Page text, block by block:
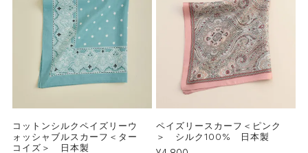
コットンシルクペイズリーウ
ォッシャブルスカーフ＜ター
コイズ＞ 日本製
ペイズリースカーフ＜ピンク
＞ シルク100% 日本製